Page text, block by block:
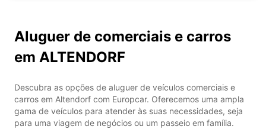
Aluguer de comerciais e carros
em ALTENDORF
Descubra as opções de aluguer de veículos comerciais e
carros em Altendorf com Europcar. Oferecemos uma ampla
gama de veículos para atender às suas necessidades, seja
para uma viagem de negócios ou um passeio em família.